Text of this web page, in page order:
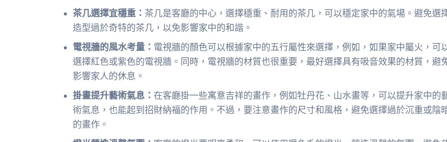
茶几選擇宜穩重： 茶几是客廳的中心，選擇穩重、耐用的茶几，可以穩定家中的氣場。避免選
造型過於奇特的茶几，以免影響家中的和諧。
電視牆的風水考量： 電視牆的顏色可以根據家中的五行屬性來選擇，例如，如果家中屬火，可
選擇紅色或紫色的電視牆。同時，電視牆的材質也很重要，最好選擇具有吸音效果的材質，避
影響家人的休息。
掛畫提升藝術氣息： 在客廳掛一些寓意吉祥的畫作，例如牡丹花、山水畫等，可以提升家中的
術氣息，也能起到招財納福的作用。不過，要注意畫作的尺寸和風格，避免選擇過於沉重或陰
的畫作。